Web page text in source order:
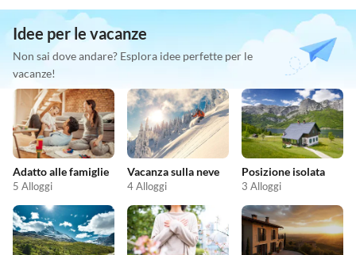
Idee per le vacanze
Non sai dove andare? Esplora idee perfette per le
vacanze!
Adatto alle famiglie
5 Alloggi
Vacanza sulla neve
4 Alloggi
Posizione isolata
3 Alloggi